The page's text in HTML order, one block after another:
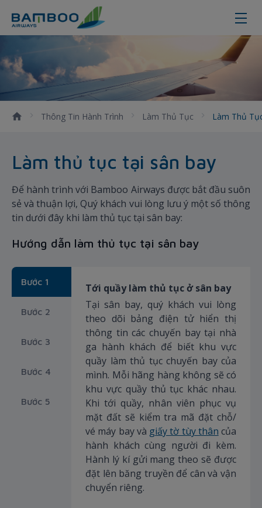
Làm thủ tục tại sân bay nhanh
Thông Tin Hành Trình Làm Thủ Tục Làm Thủ
Làm thủ tục tại sân bay
Để hành trình với Bamboo Airways được bắt đầu suôn
sẻ và thuận lợi, Quý khách vui lòng lưu ý một số thông
tin dưới đây khi làm thủ tục tại sân bay:
Hướng dẫn làm thủ tục tại sân bay
Bước 1
Bước 2
Bước 3
Bước 4
Bước 5
Tới quầy làm thủ tục ở sân bay
Tại sân bay, quý khách vui lòng
theo dõi bảng điện tử hiển thị
thông tin các chuyến bay tại nhà
ga hành khách để biết khu vực
quầy làm thủ tục chuyến bay của
mình. Mỗi hãng hàng không sẽ có
khu vực quầy thủ tục khác nhau.
Khi tới quầy, nhân viên phục vụ
mặt đất sẽ kiểm tra mã đặt chỗ/
vé máy bay và giấy tờ tùy thân của
hành khách cùng người đi kèm.
Hành lý kí gửi mang theo sẽ được
đặt lên băng truyền để cân và vận
chuyển riêng.